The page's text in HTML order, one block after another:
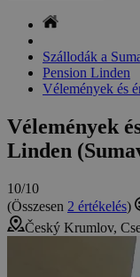
Szállodák a
Pension Linden
Vélemények és
Vélemények
Linden
10/10
(Összesen 2 értékelés)
Český Krumlov,